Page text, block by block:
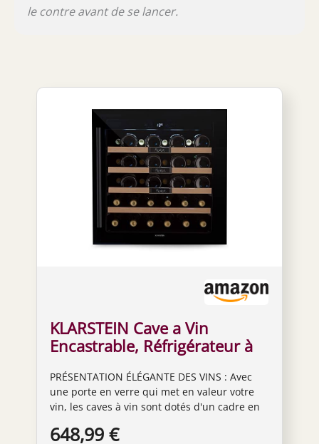
le contre avant de se lancer.
KLARSTEIN Cave a Vin
Encastrable, Réfrigérateur à
Vieillissement, Zone Unique,
Prosecco, Ecran Tactile,
Réfrigérateur Bar, Frigo,
Protection UV, 5-20°C, 36
PRÉSENTATION ÉLÉGANTE DES VINS : Avec
une porte en verre qui met en valeur votre
vin, les caves à vin sont dotés d'un cadre en
intérieur élégant et d'une protection contre
648,99 €